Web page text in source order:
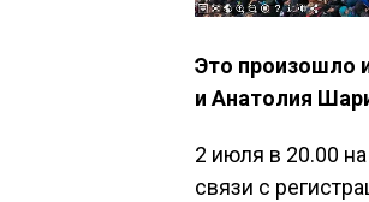
Это произошло
и Анатолия
2 июля в 20.00
связи с